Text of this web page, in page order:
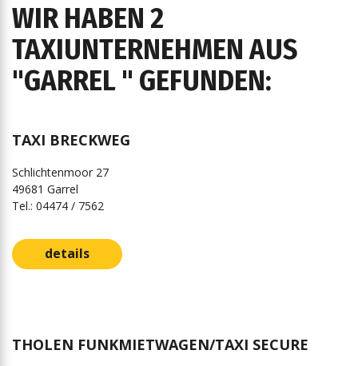
WIR HABEN 2
TAXIUNTERNEHMEN AUS
"GARREL " GEFUNDEN:
TAXI BRECKWEG
Schlichtenmoor 27
49681 Garrel
Tel.: 04474 / 7562
details
THOLEN FUNKMIETWAGEN/TAXI SECURE